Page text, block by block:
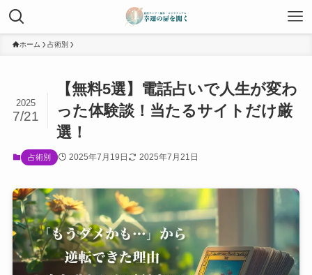
ホーム 占術別
【無料5選】電話占いで人生が変わ
った体験談！当たるサイトだけ厳
選！
2025
7/21
占術別 2025年7月19日 2025年7月21日